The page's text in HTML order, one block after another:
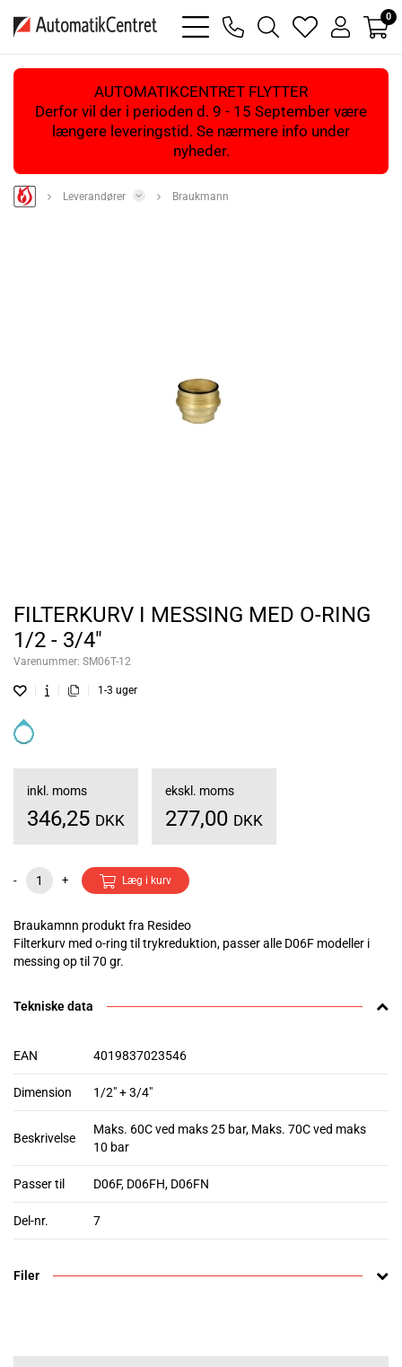
bars
light
phone
magnifying
glass
heart
light
user
light
0
AUTOMATIKCENTRET FLYTTER
Derfor vil der i perioden d. 9 - 15 September være
længere leveringstid. Se nærmere info under
nyheder.
Leverandører Braukmann
FILTERKURV I MESSING MED O-RING
1/2 - 3/4"
Varenummer: SM06T-12
1-3 uger
inkl. moms
346,25 DKK
ekskl. moms
277,00 DKK
- + Læg i kurv
Braukamnn produkt fra Resideo
Filterkurv med o-ring til trykreduktion, passer alle D06F modeller i
messing op til 70 gr.
Tekniske data
EAN 4019837023546
Dimension 1/2" + 3/4"
Beskrivelse
Maks. 60C ved maks 25 bar, Maks. 70C ved maks
10 bar
Passer til D06F, D06FH, D06FN
Del-nr. 7
Filer